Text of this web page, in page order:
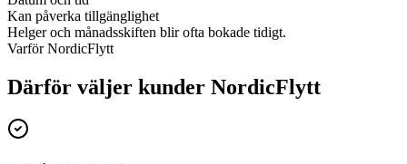
Kan påverka tillgänglighet
Helger och månadsskiften blir ofta bokade tidigt.
Varför NordicFlytt
Därför väljer kunder NordicFlytt